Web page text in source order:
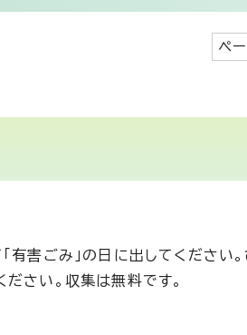
ペ
有害ごみ」の日に出してくださ
さい。収集は無料です。